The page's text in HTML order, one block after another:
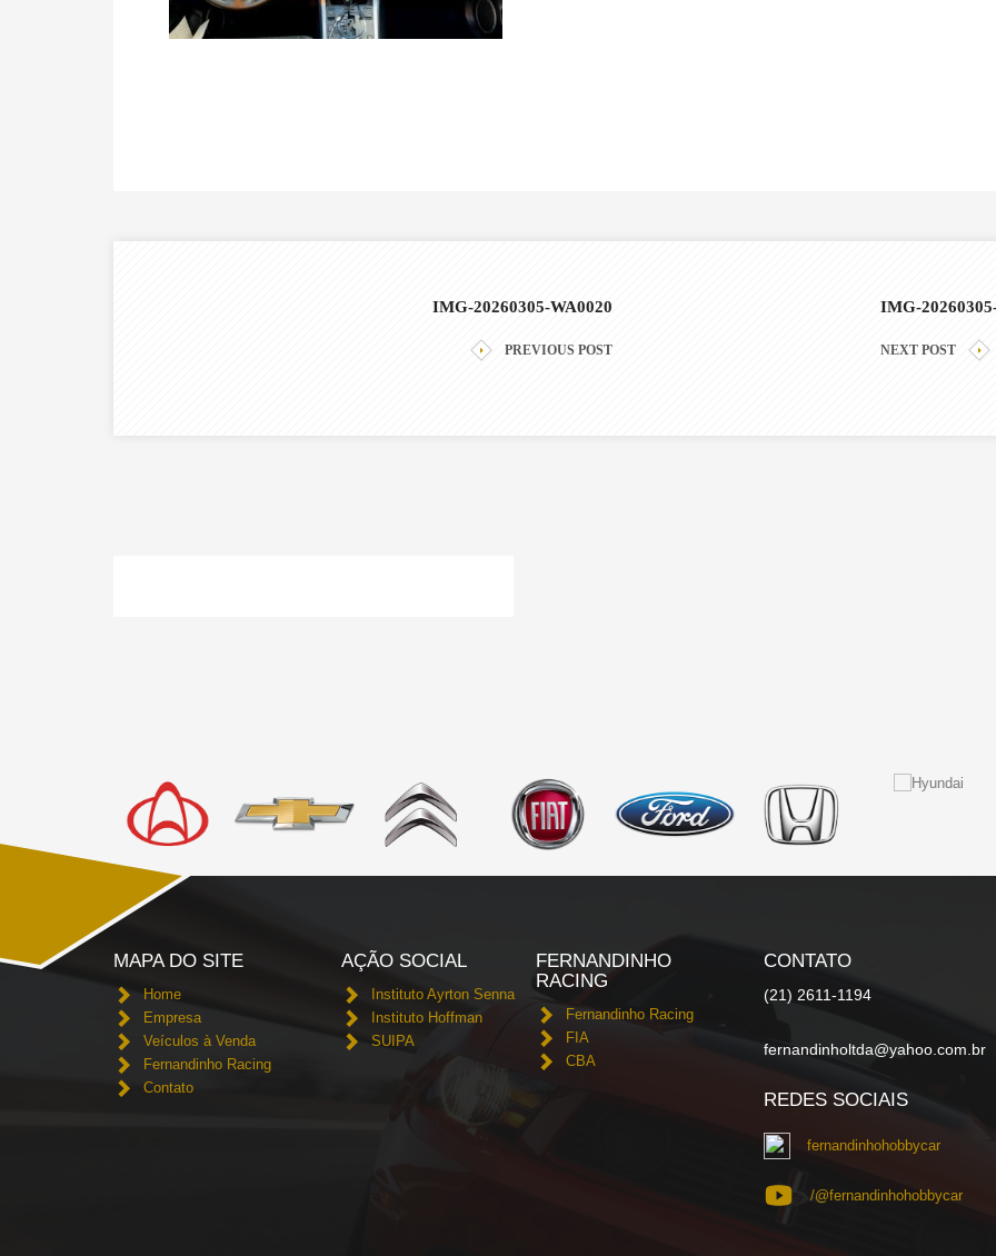
IMG-20260305-WA0020
PREVIOUS POST
IMG-
NEXT POST
MAPA DO SITE
Home
Empresa
Veículos à Venda
Fernandinho Racing
Contato
AÇÃO SOCIAL
Instituto Ayrton Senna
Instituto Hoffman
SUIPA
FERNANDINHO
RACING
Fernandinho Racing
FIA
CBA
CONTATO
(21) 2611-1194
fernandinholtda@yahoo.com.br
REDES SOCIAIS
fernandinhohobbycar
/@fernandinhohobbycar